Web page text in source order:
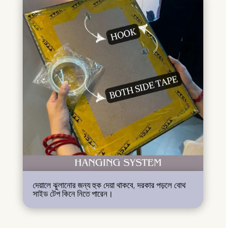
দেয়ালে ঝুলানোর জন্য হুক দেয়া থাকবে, দরকার পড়লে বোথ
সাইড টেপ কিনে নিতে পারেন।